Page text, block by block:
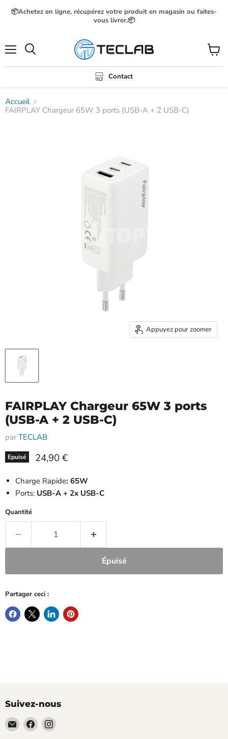
📦Achetez en ligne, récupérez votre produit en magasin ou faites-
vous livrer.📦
Contact
Voir
le
Accueil
FAIRPLAY Chargeur 65W 3 ports (USB-A + 2 USB-C)
Appuyez pour zoomer
FAIRPLAY Chargeur 65W 3 ports
(USB-A + 2 USB-C)
par TECLAB
Epuisé Prix actuel
24,90 €
Charge Rapide: 65W
Ports: USB-A + 2x USB-C
Quantité
Épuisé
Partager ceci :
Suivez-nous
Email
TECLAB
Trouvez-
nous
Trouvez-